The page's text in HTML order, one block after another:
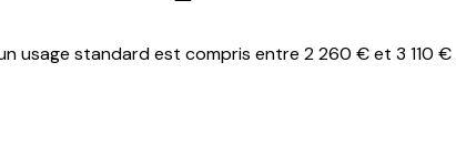
usage standard est compris entre 2 260 € et 3 110 €